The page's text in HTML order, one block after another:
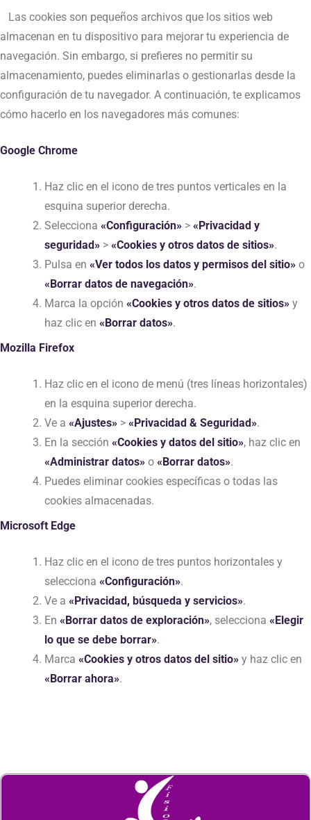
Las cookies son pequeños archivos que los sitios web
almacenan en tu dispositivo para mejorar tu experiencia de
navegación. Sin embargo, si prefieres no permitir su
almacenamiento, puedes eliminarlas o gestionarlas desde la
configuración de tu navegador. A continuación, te explicamos
cómo hacerlo en los navegadores más comunes:
Google Chrome
Haz clic en el icono de tres puntos verticales en la
esquina superior derecha.
Selecciona «Configuración» > «Privacidad y
seguridad» > «Cookies y otros datos de sitios».
Pulsa en «Ver todos los datos y permisos del sitio» o
«Borrar datos de navegación».
Marca la opción «Cookies y otros datos de sitios» y
haz clic en «Borrar datos».
Mozilla Firefox
Haz clic en el icono de menú (tres líneas horizontales)
en la esquina superior derecha.
Ve a «Ajustes» > «Privacidad & Seguridad».
En la sección «Cookies y datos del sitio», haz clic en
«Administrar datos» o «Borrar datos».
Puedes eliminar cookies específicas o todas las
cookies almacenadas.
Microsoft Edge
Haz clic en el icono de tres puntos horizontales y
selecciona «Configuración».
Ve a «Privacidad, búsqueda y servicios».
En «Borrar datos de exploración», selecciona «Elegir
lo que se debe borrar».
Marca «Cookies y otros datos del sitio» y haz clic en
«Borrar ahora».